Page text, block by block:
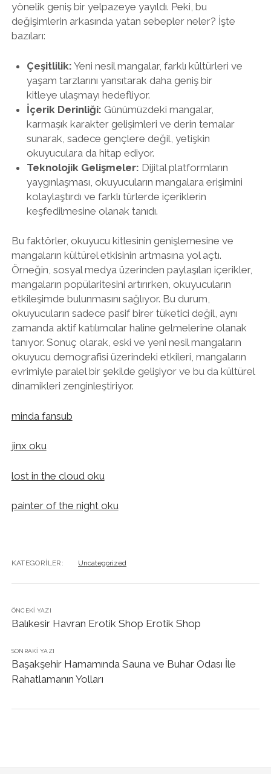
yönelik geniş bir yelpazeye yayıldı. Peki, bu
değişimlerin arkasında yatan sebepler neler? İşte
bazıları:
Çeşitlilik: Yeni nesil mangalar, farklı kültürleri ve
yaşam tarzlarını yansıtarak daha geniş bir
kitleye ulaşmayı hedefliyor.
İçerik Derinliği: Günümüzdeki mangalar,
karmaşık karakter gelişimleri ve derin temalar
sunarak, sadece gençlere değil, yetişkin
okuyuculara da hitap ediyor.
Teknolojik Gelişmeler: Dijital platformların
yaygınlaşması, okuyucuların mangalara erişimini
kolaylaştırdı ve farklı türlerde içeriklerin
keşfedilmesine olanak tanıdı.
Bu faktörler, okuyucu kitlesinin genişlemesine ve
mangaların kültürel etkisinin artmasına yol açtı.
Örneğin, sosyal medya üzerinden paylaşılan içerikler,
mangaların popülaritesini artırırken, okuyucuların
etkileşimde bulunmasını sağlıyor. Bu durum,
okuyucuların sadece pasif birer tüketici değil, aynı
zamanda aktif katılımcılar haline gelmelerine olanak
tanıyor. Sonuç olarak, eski ve yeni nesil mangaların
okuyucu demografisi üzerindeki etkileri, mangaların
evrimiyle paralel bir şekilde gelişiyor ve bu da kültürel
dinamikleri zenginleştiriyor.
minda fansub
jinx oku
lost in the cloud oku
painter of the night oku
KATEGORILER: Uncategorized
ÖNCEKI YAZI
Balıkesir Havran Erotik Shop Erotik Shop
SONRAKI YAZI
Başakşehir Hamamında Sauna ve Buhar Odası İle
Rahatlamanın Yolları